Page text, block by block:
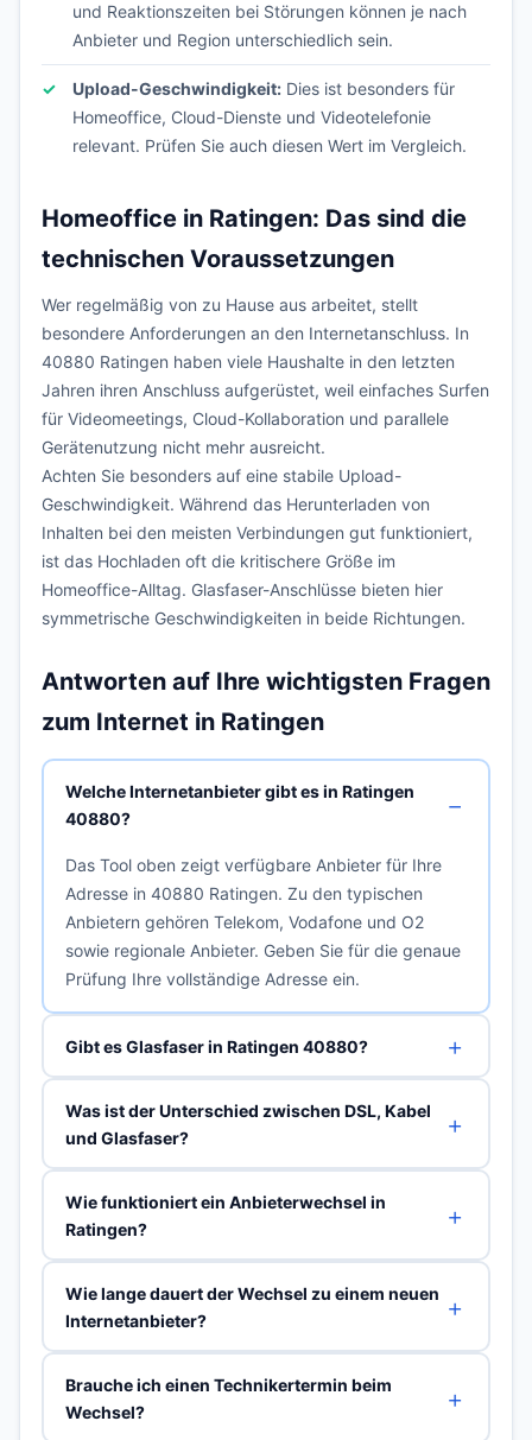
und Reaktionszeiten bei Störungen können je nach
Anbieter und Region unterschiedlich sein.
Upload-Geschwindigkeit: Dies ist besonders für
Homeoffice, Cloud-Dienste und Videotelefonie
relevant. Prüfen Sie auch diesen Wert im Vergleich.
Homeoffice in Ratingen: Das sind die
technischen Voraussetzungen
Wer regelmäßig von zu Hause aus arbeitet, stellt
besondere Anforderungen an den Internetanschluss. In
40880 Ratingen haben viele Haushalte in den letzten
Jahren ihren Anschluss aufgerüstet, weil einfaches Surfen
für Videomeetings, Cloud-Kollaboration und parallele
Gerätenutzung nicht mehr ausreicht.
Achten Sie besonders auf eine stabile Upload-
Geschwindigkeit. Während das Herunterladen von
Inhalten bei den meisten Verbindungen gut funktioniert,
ist das Hochladen oft die kritischere Größe im
Homeoffice-Alltag. Glasfaser-Anschlüsse bieten hier
symmetrische Geschwindigkeiten in beide Richtungen.
Antworten auf Ihre wichtigsten Fragen
zum Internet in Ratingen
Welche Internetanbieter gibt es in Ratingen
40880?
Das Tool oben zeigt verfügbare Anbieter für Ihre
Adresse in 40880 Ratingen. Zu den typischen
Anbietern gehören Telekom, Vodafone und O2
sowie regionale Anbieter. Geben Sie für die genaue
Prüfung Ihre vollständige Adresse ein.
Gibt es Glasfaser in Ratingen 40880?
Was ist der Unterschied zwischen DSL, Kabel
und Glasfaser?
Wie funktioniert ein Anbieterwechsel in
Ratingen?
Wie lange dauert der Wechsel zu einem neuen
Internetanbieter?
Brauche ich einen Technikertermin beim
Wechsel?